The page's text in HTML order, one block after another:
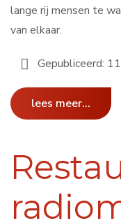
lange rij mensen te
van elkaar.
Gepubliceerd:
lees meer...